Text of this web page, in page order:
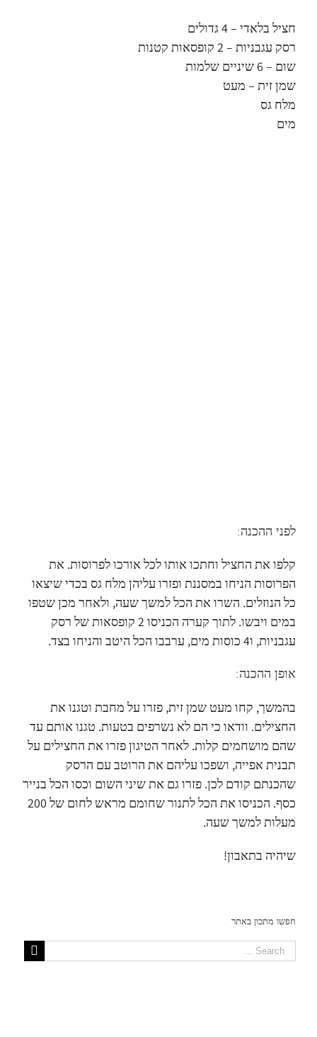
חציל בלאדי – 4 גדולים
רסק עגבניות – 2 קופסאות קטנות
שום – 6 שיניים שלמות
שמן זית – מעט
מלח גס
מים
לפני ההכנה:
קלפו את החציל וחתכו אותו לכל אורכו לפרוסות. את
הפרוסות הניחו במסננת ופזרו עליהן מלח גס בכדי שיצאו
כל הנוזלים. השרו את הכל למשך שעה, ולאחר מכן שטפו
במים ויבשו. לתוך קערה הכניסו 2 קופסאות של רסק
עגבניות, ו4 כוסות מים, ערבבו הכל היטב והניחו בצד.
אופן ההכנה:
בהמשך, קחו מעט שמן זית, פזרו על מחבת וטגנו את
החצילים. וודאו כי הם לא נשרפים בטעות. טגנו אותם עד
שהם מושחמים קלות. לאחר הטיגון פזרו את החצילים על
תבנית אפייה, ושפכו עליהם את הרוטב עם הרסק
שהכנתם קודם לכן. פזרו גם את שיני השום וכסו הכל בנייר
כסף. הכניסו את הכל לתנור שחומם מראש לחום של 200
מעלות למשך שעה.
שיהיה בתאבון!
חפשו מתכון באתר